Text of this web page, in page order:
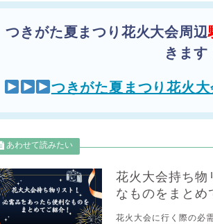
つきがた夏まつり花火大会周辺
きます
つきがた夏まつり花火
花火大会持ち物
なものをまとめ
花火大会に行く際の必